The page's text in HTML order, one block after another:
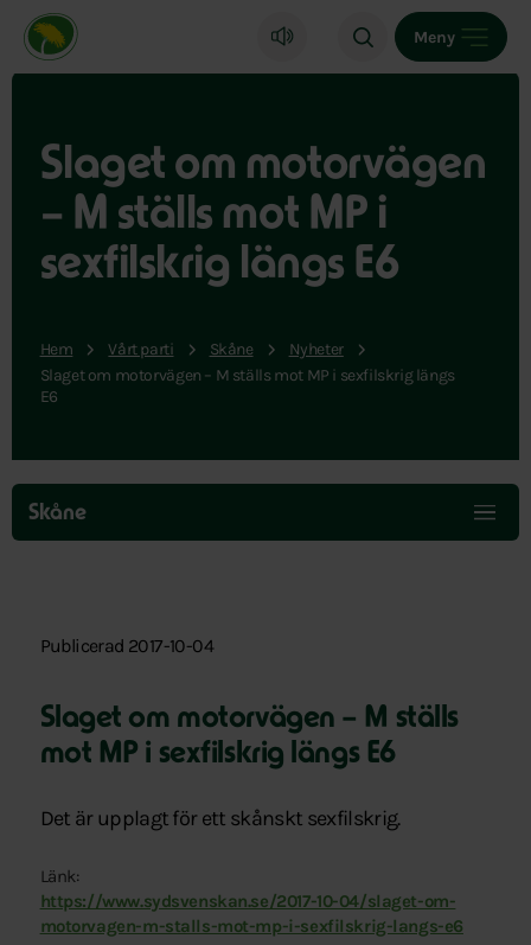
Miljöpartiet de gröna, startsida
Meny
Slaget om motorvägen
– M ställs mot MP i
sexfilskrig längs E6
Hem Vårt parti Skåne
Nyheter
Slaget om motorvägen – M ställs mot MP i sexfilskrig längs
E6
Hoppa
över
menyn
Skåne
Publicerad 2017-10-04
Slaget om motorvägen – M ställs
mot MP i sexfilskrig längs E6
Det är upplagt för ett skånskt sexfilskrig.
Länk:
https://www.sydsvenskan.se/2017-10-04/slaget-om-
motorvagen-m-stalls-mot-mp-i-sexfilskrig-langs-e6